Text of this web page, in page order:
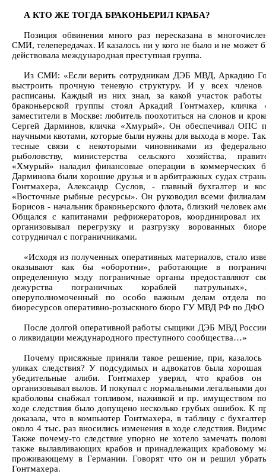
А КТО ЖЕ ТОГДА БРАКОНЬЕРИЛ КРАБА?
Позиция обвинения много раз пересказана в
СМИ, телепередачах. И казалось ни у кого не было и не может
действовала международная преступная группа.
Из СМИ: «Если верить сотрудникам ДЭБ МВД, Аркадию
выстроить прочную теневую структуру. И у всех
расписаны. Каждый из них знал, за какой участок работы
браконьерской группы стоял Аркадий Гонтмахер, кличка
заместители в Москве: любитель поохотиться на слонов и
Сергей Дарминов, кличка «Хмурый». Он обеспечивал ОПС
научными квотами, которые были нужны для выхода в море.
тесные связи с некоторыми чиновниками из
рыболовству, министерства сельского хозяйства,
«Хмурый» наладил финансовые операции в коммерческих
Дарминова были хорошие друзья и в арбитражных судах
Гонтмахера, Александр Суслов, - главный бухгалтер и
«Восточные рыбные ресурсы». Он руководил всеми
Борисов - начальник браконьерского флота, близкий человек
Общался с капитанами рефрижераторов, координировал
организовывал перегрузку и разгрузку ворованных
сотрудничал с пограничниками.
«Исходя из полученных оперативных материалов, стало
оказывают как бы «оборотни», работающие в
определенную мзду пограничные органы предоставляют
дежурства пограничных кораблей патрульных»,
оперуполномоченный по особо важным делам отдела
биоресурсов оперативно-розыскного бюро ГУ МВД РФ по ДФО
После долгой оперативной работы сыщики ДЭБ МВД
о ликвидации международного преступного сообщества…»
Почему присяжные приняли такое решение, при,
уликах следствия? У подсудимых и адвокатов была
убедительные алиби. Гонтмахер уверял, что крабов
организовывал вылов. И покупал с нормальными легальными
краболовы снабжал топливом, наживкой и пр. имуществом
ходе следствия было допущено несколько грубых ошибок. К
доказала, что в компьютер Гонтмахера, в таблицу с
около 4 тыс. раз вносились изменения в ходе следствия.
Также почему-то следствие упорно не хотело замечать
также вылавливающих крабов и принадлежащих крабовому
проживающему в Германии. Говорят что он и решил
Гонтмахера.